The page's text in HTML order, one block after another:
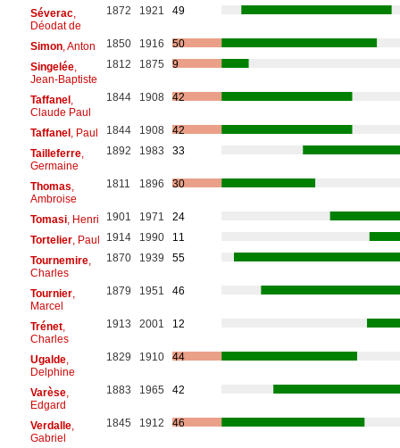
Séverac,
Déodat de
1872 1921 49
Simon, Anton 1850 1916
50
Singelée,
Jean-Baptiste
1812 1875 9
Taffanel,
Claude Paul
1844 1908 42
Taffanel, Paul 1844 1908
42
Tailleferre,
Germaine
1892 1983 33
Thomas
Ambroise
1811 1896 30
Tomasi, Henri 1901 1971
24
Tortelier, Paul 1914 1990
11
Tournemire,
Charles
1870 1939 55
Tournier,
Marcel
1879 1951 46
Trénet,
Charles
1913 2001 12
Ugalde,
Delphine
1829 1910 44
Varèse,
Edgard
1883 1965 42
Verdalle,
Gabriel
1845 1912 46